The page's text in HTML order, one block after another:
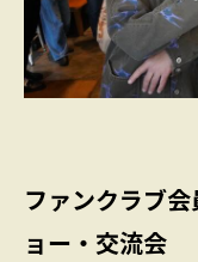
ファンクラブ
ョー・交流会